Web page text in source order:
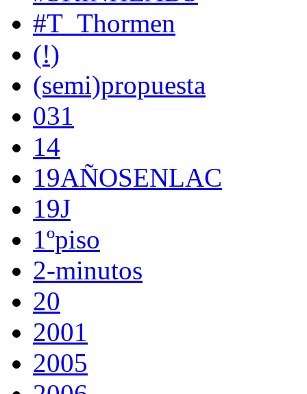
#T_Thormen
(!)
(semi)propuesta
031
14
19AÑOSENLAC
19J
1ºpiso
2-minutos
20
2001
2005